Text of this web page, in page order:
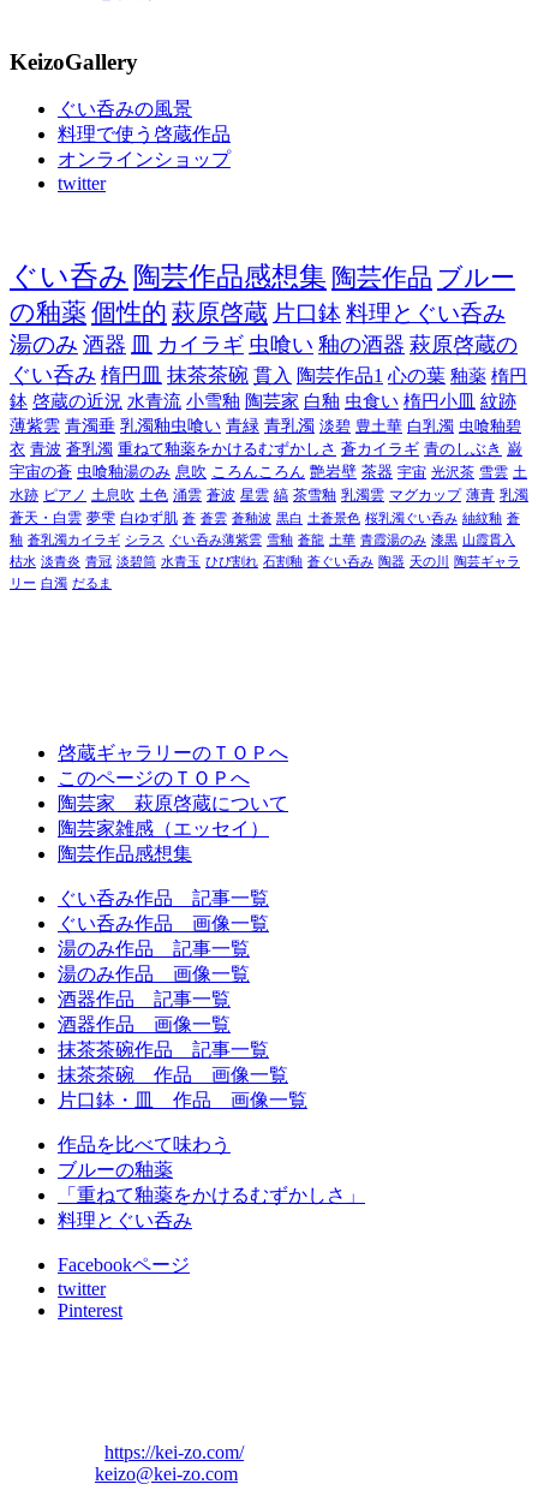
KeizoGallery
ぐい呑みの風景
料理で使う啓蔵作品
オンラインショップ
twitter
ぐい呑み 陶芸作品感想集 陶芸作品 ブルー
の釉薬 個性的 萩原啓蔵 片口鉢 料理とぐい呑み
湯のみ 酒器 カイラギ 虫喰い 釉の酒器 萩原啓蔵の
ぐい呑み 楕円皿 抹茶茶碗 貫入 陶芸作品1 心の葉 釉薬 楕円
鉢 啓蔵の近況 水青流 小雪釉 陶芸家 白釉 虫食い 楕円小皿 紋跡
薄紫雲 青濁垂 乳濁釉虫喰い 青緑 青乳濁 淡碧 豊土華 白乳濁 虫喰釉碧
衣 青波 蒼乳濁 重ねて釉薬をかけるむずかしさ 蒼カイラギ 青のしぶき 巌
宇宙の蒼 虫喰釉湯のみ 息吹 ころんころん 艶岩壁 茶器 宇宙 光沢茶 雪雲 土
水跡 ピアノ 土息吹 土色 涌雲 蒼波 星雲 縞 茶雪釉 乳濁雲 マグカップ 薄青 乳濁
蒼天・白雲 夢雫 白ゆず肌 蒼 蒼雲 蒼釉波 黒白 土蒼景色 桜乳濁ぐい呑み 紬紋釉 蒼
釉 蒼乳濁カイラギ シラス ぐい呑み薄紫雲 雪釉 蒼龍 土華 青霞湯のみ 漆黒 山霞貫入
枯水 淡青炎 青冠 淡碧筒 水青玉 ひび割れ 石割釉 蒼ぐい呑み 陶器 天の川
陶芸ギャラ
リー 白濁 だるま
啓蔵ギャラリーのＴＯＰへ
このページのＴＯＰへ
陶芸家 萩原啓蔵について
陶芸家雑感（エッセイ）
陶芸作品感想集
ぐい呑み作品 記事一覧
ぐい呑み作品 画像一覧
湯のみ作品 記事一覧
湯のみ作品 画像一覧
酒器作品 記事一覧
酒器作品 画像一覧
抹茶茶碗作品 記事一覧
抹茶茶碗 作品 画像一覧
片口鉢・皿 作品 画像一覧
作品を比べて味わう
ブルーの釉薬
「重ねて釉薬をかけるむずかしさ」
料理とぐい呑み
Facebookページ
twitter
Pinterest
https://kei-zo.com/
keizo@kei-zo.com